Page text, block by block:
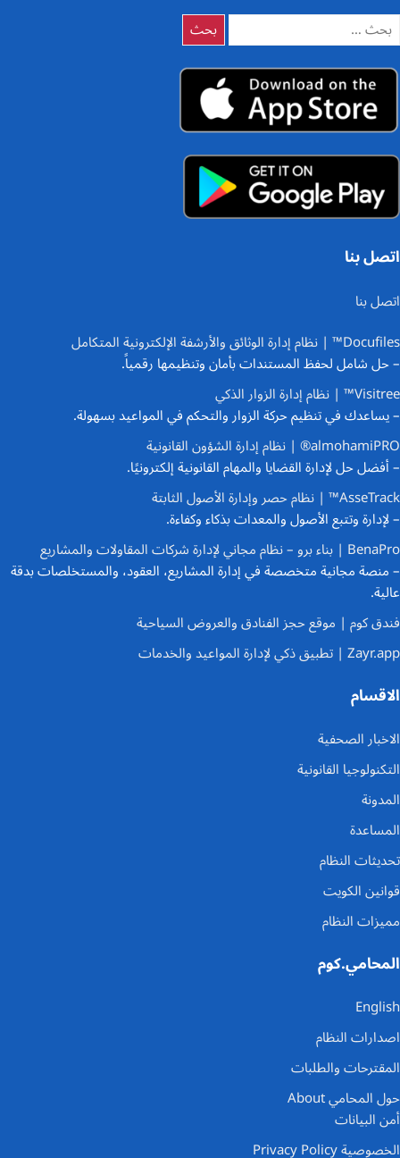
البحث
عن:
اتصل بنا
اتصل بنا
Docufiles™ | نظام إدارة الوثائق والأرشفة الإلكترونية المتكامل
– حل شامل لحفظ المستندات بأمان وتنظيمها رقمياً.
Visitree™ | نظام إدارة الزوار الذكي
– يساعدك في تنظيم حركة الزوار والتحكم في المواعيد بسهولة.
almohamiPRO® | نظام إدارة الشؤون القانونية
– أفضل حل لإدارة القضايا والمهام القانونية إلكترونيًا.
AsseTrack™ | نظام حصر وإدارة الأصول الثابتة
– لإدارة وتتبع الأصول والمعدات بذكاء وكفاءة.
BenaPro | بناء برو – نظام مجاني لإدارة شركات المقاولات والمشاريع
– منصة مجانية متخصصة في إدارة المشاريع، العقود، والمستخلصات بدقة
عالية.
فندق كوم | موقع حجز الفنادق والعروض السياحية
Zayr.app | تطبيق ذكي لإدارة المواعيد والخدمات
الاقسام
الاخبار الصحفية
التكنولوجيا القانونية
المدونة
المساعدة
تحديثات النظام
قوانين الكويت
مميزات النظام
المحامي.كوم
English
اصدارات النظام
المقترحات والطلبات
حول المحامي About
أمن البيانات
الخصوصية Privacy Policy